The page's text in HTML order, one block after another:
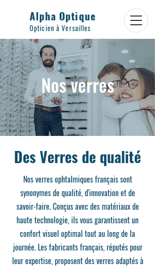
Alpha Optique
Opticien à Versailles
Nos verres
Des Verres de qualité
Nos verres ophtalmiques français sont
synonymes de qualité, d'innovation et de
savoir-faire. Conçus avec des matériaux de
haute technologie, ils vous garantissent un
confort visuel optimal tout au long de la
journée. Les fabricants français, réputés pour
leur expertise, proposent des verres adaptés à